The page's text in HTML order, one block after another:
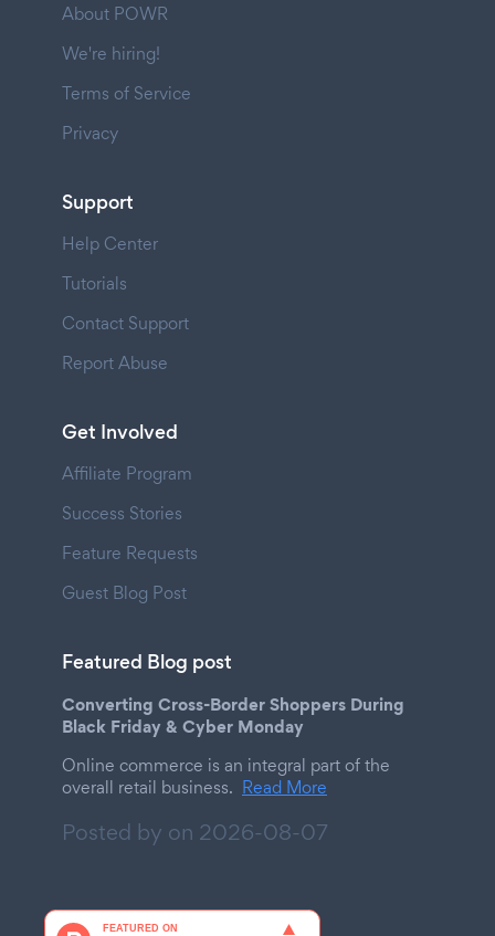
About POWR
We're hiring!
Terms of Service
Privacy
Support
Help Center
Tutorials
Contact Support
Report Abuse
Get Involved
Affiliate Program
Success Stories
Feature Requests
Guest Blog Post
Featured Blog post
Converting Cross-Border Shoppers During
Black Friday & Cyber Monday
Online commerce is an integral part of the
overall retail business. Read More
Posted by on 2026-08-07